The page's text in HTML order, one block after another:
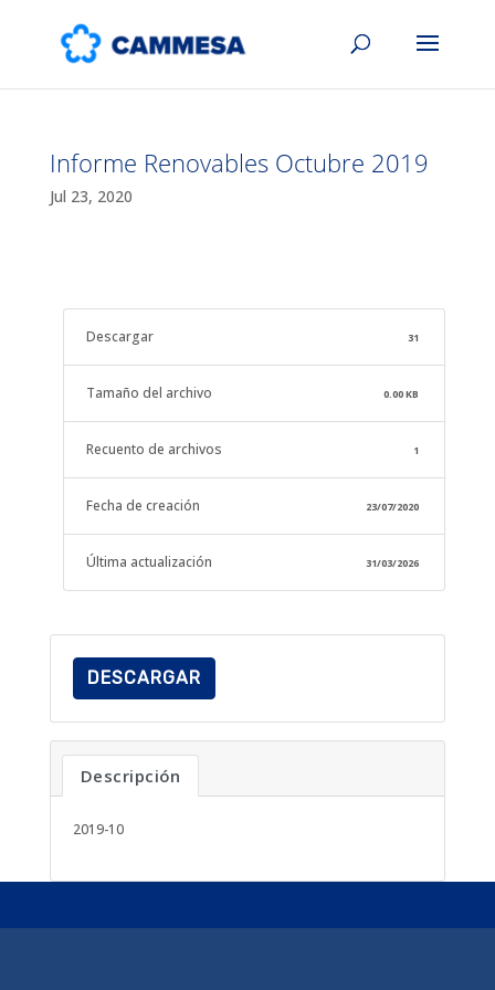
Informe Renovables Octubre 2019
Jul 23, 2020
Descargar 31
Tamaño del archivo 0.00 KB
Recuento de archivos 1
Fecha de creación 23/07/2020
Última actualización 31/03/2026
DESCARGAR
Descripción
2019-10